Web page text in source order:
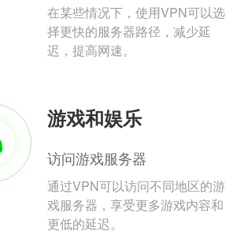
在某些情况下，使用VPN可以选
择更快的服务器路径，减少延
迟，提高网速。
游戏和娱乐
访问游戏服务器
通过VPN可以访问不同地区的游
戏服务器，享受更多游戏内容和
更低的延迟。